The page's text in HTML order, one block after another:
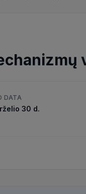
DATA
30 d.